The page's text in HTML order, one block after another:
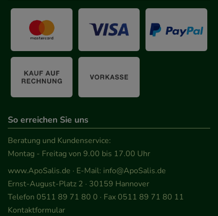
Informationen über die Art und Weise der Nutzung
unserer Website sammeln, mit deren Hilfe wir
unsere Website weiter für Sie optimieren können,
den Inhalt auf unserer Website aber auch die
Werbung auf Drittseiten möglichst relevant für Sie
zu gestalten. Bitte beachten Sie, dass Daten hierfür
teilweise an Dritte wie z.B. Google oder soziale
Medien übertragen werden.
So erreichen Sie uns
Beratung und Kundenservice:
Montag - Freitag von 9.00 bis 17.00 Uhr
www.ApoSalis.de · E-Mail: info@ApoSalis.de
Ernst-August-Platz 2 · 30159 Hannover
Telefon 0511 89 71 80 0 · Fax 0511 89 71 80 11
Kontaktformular